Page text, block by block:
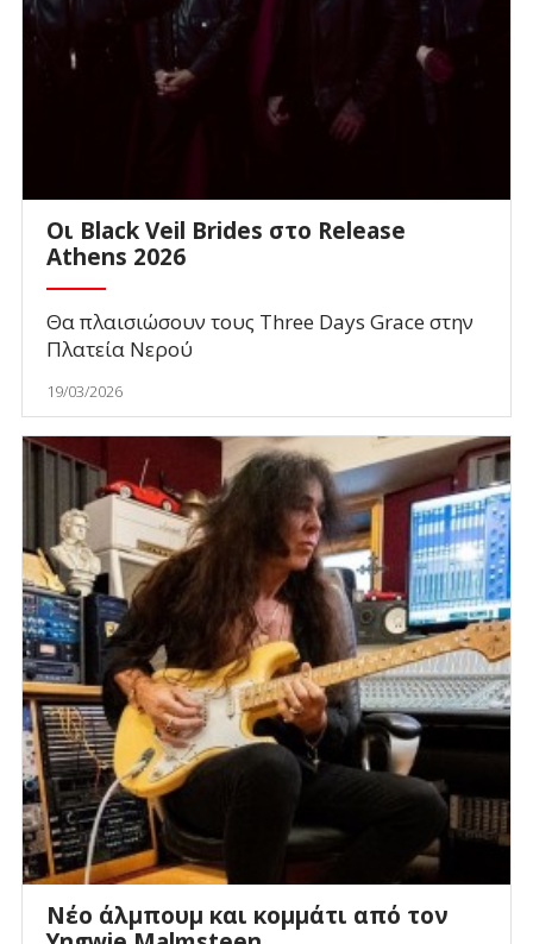
Οι Black Veil Brides στο Release
Athens 2026
Θα πλαισιώσουν τους Three Days Grace στην
Πλατεία Νερού
19/03/2026
Νέο άλμπουμ και κομμάτι από τον